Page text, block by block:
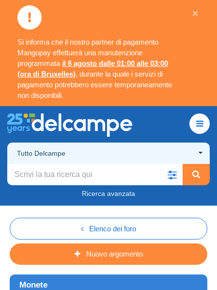
Si informa che il nostro partner di pagamento
Mangopay effettuerà una manutenzione
programmata il 6 agosto dalle 01:00 alle 03:00
(ora di Bruxelles), durante la quale i servizi di
pagamento potrebbero essere temporaneamente
non disponibili.
×
Tutto Delcampe
Ricerca avanzata
Elenco dei foro
Nuovo argomento
Monete